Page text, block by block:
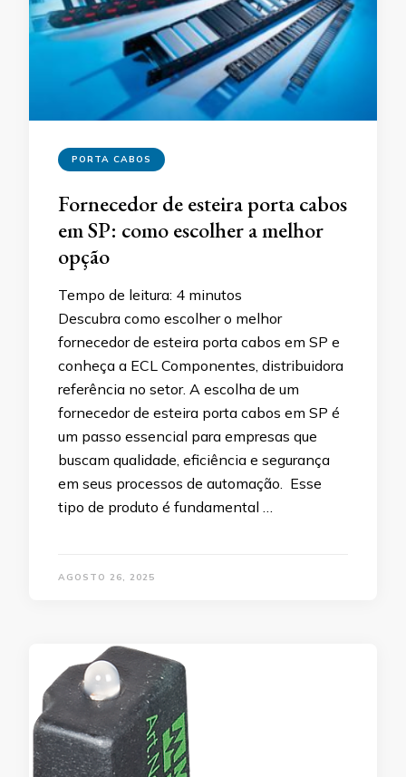
PORTA CABOS
Fornecedor de esteira porta cabos
em SP: como escolher a melhor
opção
Tempo de leitura: 4 minutos
Descubra como escolher o melhor
fornecedor de esteira porta cabos em SP e
conheça a ECL Componentes, distribuidora
referência no setor. A escolha de um
fornecedor de esteira porta cabos em SP é
um passo essencial para empresas que
buscam qualidade, eficiência e segurança
em seus processos de automação. Esse
tipo de produto é fundamental …
AGOSTO 26, 2025